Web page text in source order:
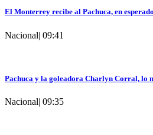
El Monterrey recibe al Pachuca, en
Nacional| 09:41
Pachuca y la goleadora Charlyn Corral, lo
Nacional| 09:35